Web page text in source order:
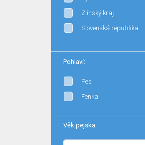
Zlínský kraj
Slovenská republika
Pohlaví:
Pes
Fenka
Věk pejska: